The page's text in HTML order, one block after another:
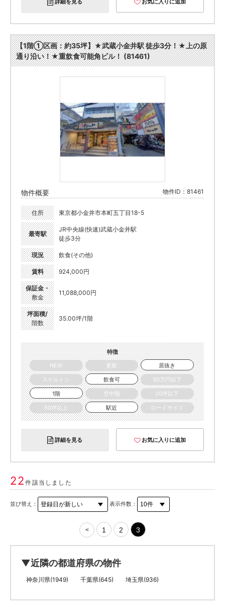
詳細を見る お気に入りに追加
【1階①区画：約35坪】★武蔵小金井駅 徒歩3分！★上の原
通り沿い！★重飲食可能角ビル！ (81461)
物件概要 物件ID：81461
住所 東京都小金井市本町五丁目18-5
最寄駅
JR中央線(快速)武蔵小金井駅
徒歩3分
現況 飲食(その他)
賃料 924,000円
保証金・
敷金
11,088,000円
坪面積/
階数
35.00坪/1階
特徴
NEW
更新
居抜き
スケルトン
飲食可
30万円以下
1階
空中階
20坪以下
50坪以上
駅近 ロードサイド
詳細を見る お気に入りに追加
22件該当しました
並び替え： 表示件数：
< 1 2 3
▼近隣の都道府県の物件
神奈川県(1949) 千葉県(645) 埼玉県(936)